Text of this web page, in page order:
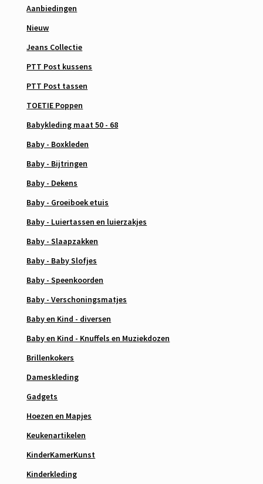
Aanbiedingen
Nieuw
Jeans Collectie
PTT Post kussens
PTT Post tassen
TOETIE Poppen
Babykleding maat 50 - 68
Baby - Boxkleden
Baby - Bijtringen
Baby - Dekens
Baby - Groeiboek etuis
Baby - Luiertassen en luierzakjes
Baby - Slaapzakken
Baby - Baby Slofjes
Baby - Speenkoorden
Baby - Verschoningsmatjes
Baby en Kind - diversen
Baby en Kind - Knuffels en Muziekdozen
Brillenkokers
Dameskleding
Gadgets
Hoezen en Mapjes
Keukenartikelen
KinderKamerKunst
Kinderkleding